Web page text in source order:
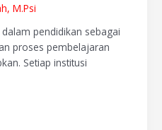
M.Psi
pendidikan sebagai
proses pembelajaran
Setiap institusi